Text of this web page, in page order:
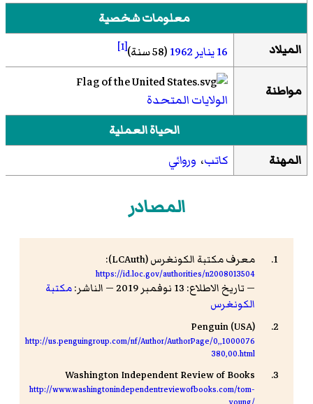
معلومات شخصية
الميلاد
16 يناير 1962(58 سنة) [1]
مواطنة
الولايات المتحدة
الحياة العملية
المهنة
كاتب، وروائي
المصادر
معرف مكتبة الكونغرس (LCAuth):
https://id.loc.gov/authorities/n2008013504
— تاريخ الاطلاع: 13 نوفمبر 2019 — الناشر:
مكتبة
الكونغرس
Penguin (USA)
http://us.penguingroup.com/nf/Author/AuthorPage/0,,1000076
380,00.html
Washington Independent Review of Books
http://www.washingtonindependentreviewofbooks.com/tom-